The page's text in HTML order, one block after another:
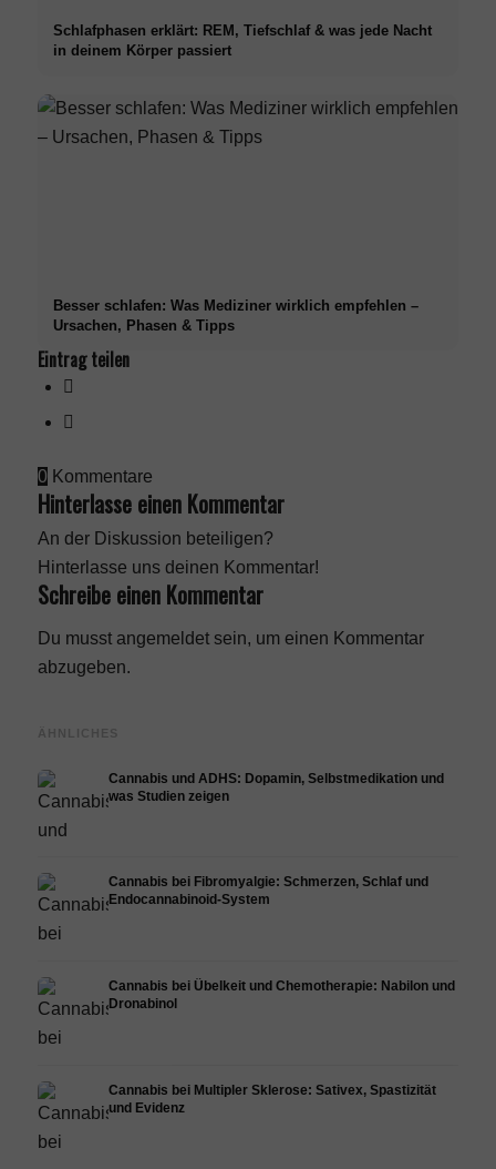
Schlafphasen erklärt: REM, Tiefschlaf & was jede Nacht
in deinem Körper passiert
Besser schlafen: Was Mediziner wirklich empfehlen –
Ursachen, Phasen & Tipps
Eintrag teilen
0 Kommentare
Hinterlasse einen Kommentar
An der Diskussion beteiligen?
Hinterlasse uns deinen Kommentar!
Schreibe einen Kommentar
Du musst angemeldetsein, um einen Kommentar
abzugeben.
ÄHNLICHES
Cannabis und ADHS: Dopamin, Selbstmedikation und
was Studien zeigen
Cannabis bei Fibromyalgie: Schmerzen, Schlaf und
Endocannabinoid-System
Cannabis bei Übelkeit und Chemotherapie: Nabilon und
Dronabinol
Cannabis bei Multipler Sklerose: Sativex, Spastizität
und Evidenz